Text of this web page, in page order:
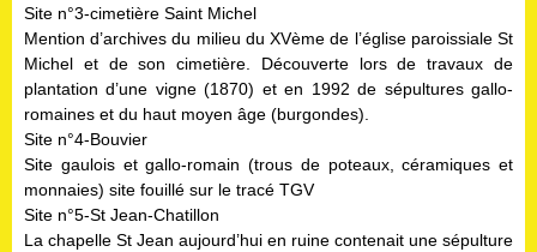
Site n°3-cimetière Saint Michel
Mention d’archives du milieu du XVème de l’église paroissiale St
Michel et de son cimetière. Découverte lors de travaux de
plantation d’une vigne (1870) et en 1992 de sépultures gallo-
romaines et du haut moyen âge (burgondes).
Site n°4-Bouvier
Site gaulois et gallo-romain (trous de poteaux, céramiques et
monnaies) site fouillé sur le tracé TGV
Site n°5-St Jean-Chatillon
La chapelle St Jean aujourd’hui en ruine contenait une sépulture